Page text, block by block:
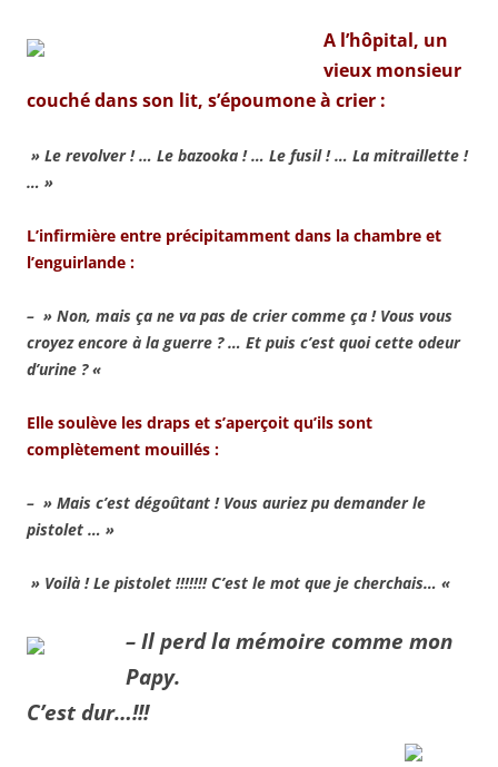
A l’hôpital, un
vieux monsieur
couché dans son lit, s’époumone à crier :
» Le revolver ! … Le bazooka ! … Le fusil ! … La mitraillette !
… »
L’infirmière entre précipitamment dans la chambre et
l’enguirlande :
– » Non, mais ça ne va pas de crier comme ça ! Vous vous
croyez encore à la guerre ? … Et puis c’est quoi cette odeur
d’urine ? «
Elle soulève les draps et s’aperçoit qu’ils sont
complètement mouillés :
– » Mais c’est dégoûtant ! Vous auriez pu demander le
pistolet … »
» Voilà ! Le pistolet !!!!!!! C’est le mot que je cherchais… «
– Il perd la mémoire comme mon
Papy.
C’est dur…!!!